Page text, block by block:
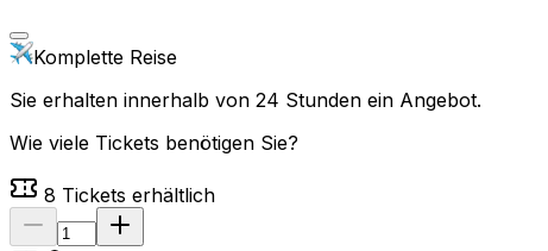
Komplette Reise
Sie erhalten innerhalb von 24 Stunden ein Angebot.
Wie viele Tickets benötigen Sie?
8 Tickets erhältlich